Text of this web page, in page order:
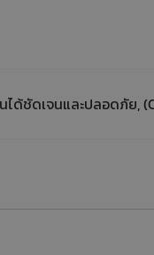
ได้ชัดเจนและปลอดภัย,